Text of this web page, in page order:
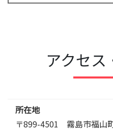
アクセス
所在地
〒899-4501 霧島市福山